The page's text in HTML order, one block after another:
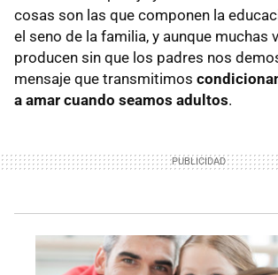
cosas son las que componen la
el seno de la familia, y aunque muchas
producen sin que los padres nos
mensaje que transmitimos
a amar cuando seamos adultos.